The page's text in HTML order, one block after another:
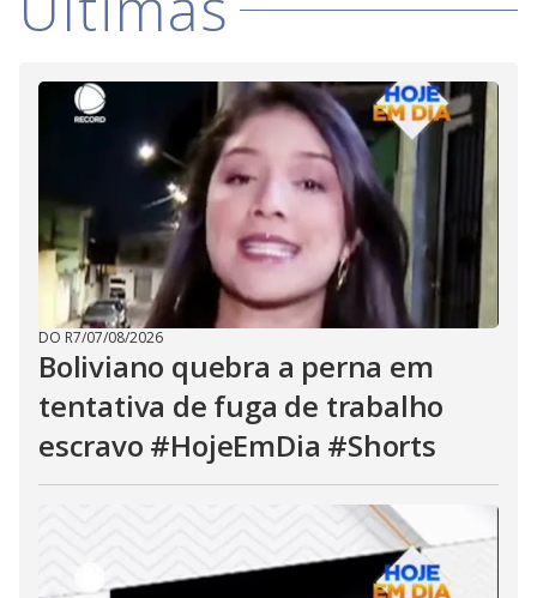
V
i
d
e
o
DO R7/07/08/2026
Boliviano quebra a perna em
tentativa de fuga de trabalho
escravo #HojeEmDia #Shorts